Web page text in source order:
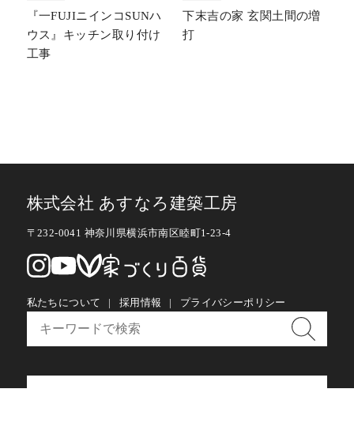
『一FUJIニインコSUNハ
ウス』キッチン取り付け
工事
下末吉の家 玄関土間の増
打
株式会社 あすなろ建築工房
〒232-0041 神奈川県横浜市南区睦町1-23-4
私たちについて 採用情報 プライバシーポリシー